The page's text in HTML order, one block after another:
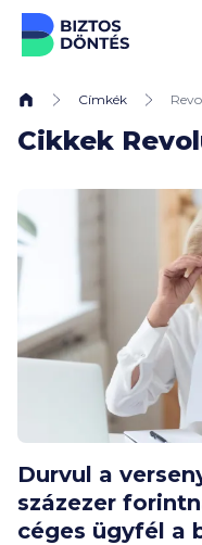
Ugrás a
Címkék
Cikkek
Durvul a
százezer
céges ügyfél a